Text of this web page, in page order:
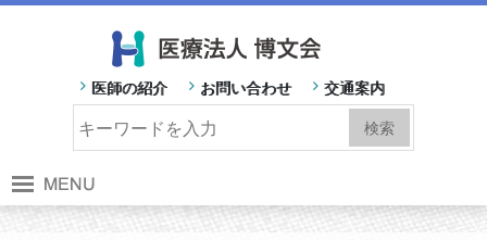
医師の紹介 お問い合わせ 交通案内